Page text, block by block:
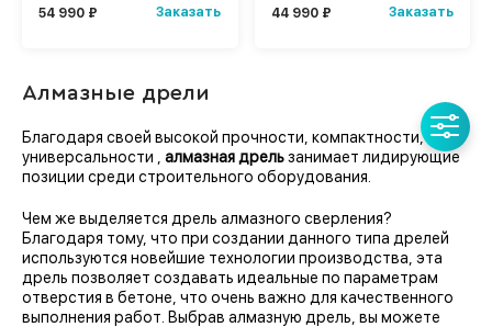
54 990 ₽ Заказать 44 990 ₽ Заказать
Алмазные дрели
Благодаря своей высокой прочности, компактности,
универсальности , алмазная дрельзанимает лидирующие
позиции среди строительного оборудования.
Чем же выделяется дрель алмазного сверления?
Благодаря тому, что при создании данного типа дрелей
используются новейшие технологии производства, эта
дрель позволяет создавать идеальные по параметрам
отверстия в бетоне, что очень важно для качественного
выполнения работ. Выбрав алмазную дрель, вы можете